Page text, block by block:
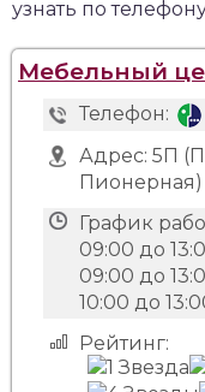
узнать по
Мебельный
Телефон:
Адрес: 5П
Пионерная)
График
09:00 до
09:00 до
10:00 до
Рейтинг: